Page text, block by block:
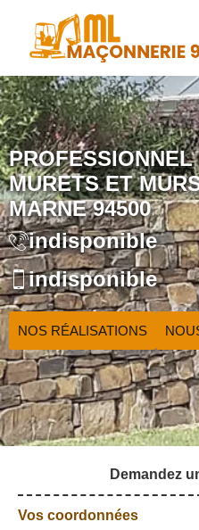
MURETS ET
MARNE 94500
indisponible
indisponible
NOS RÉALISATIONS
Demandez
Vos coordonnées